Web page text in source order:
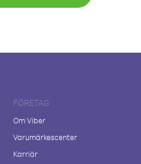
FÖRETAG
Om Viber
Varumärkescenter
Karriär